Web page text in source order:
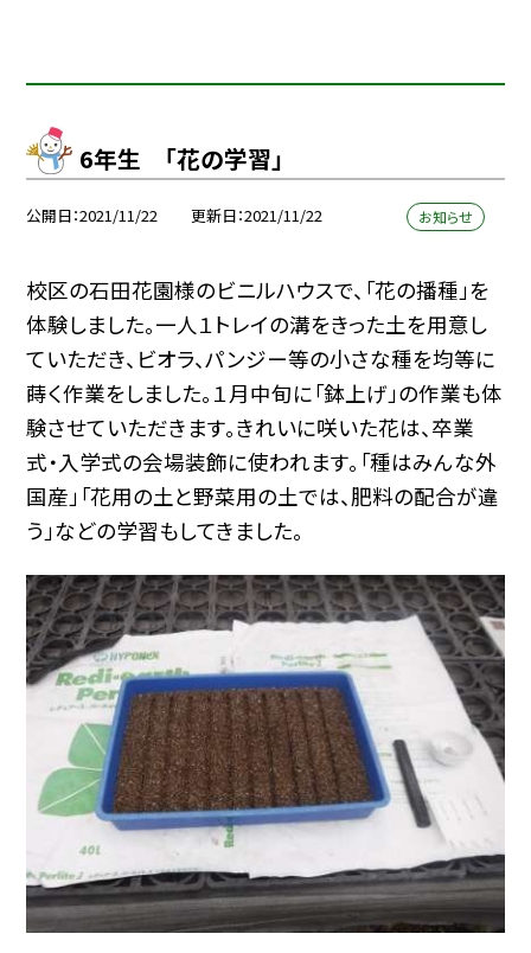
6年生 「花の学習」
公開日 2021/11/22 更新日 2021/11/22 お知らせ
校区の石田花園様のビニルハウスで、「花の播種」を
体験しました。一人１トレイの溝をきった土を用意し
ていただき、ビオラ、パンジー等の小さな種を均等に
蒔く作業をしました。１月中旬に「鉢上げ」の作業も体
験させていただきます。きれいに咲いた花は、卒業
式・入学式の会場装飾に使われます。「種はみんな外
国産」「花用の土と野菜用の土では、肥料の配合が違
う」などの学習もしてきました。